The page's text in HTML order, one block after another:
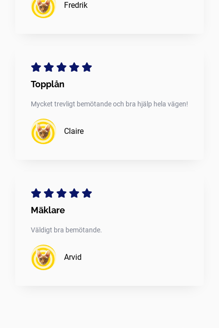
Fredrik
Topplån
Mycket trevligt bemötande och bra hjälp hela vägen!
Claire
Mäklare
Väldigt bra bemötande.
Arvid